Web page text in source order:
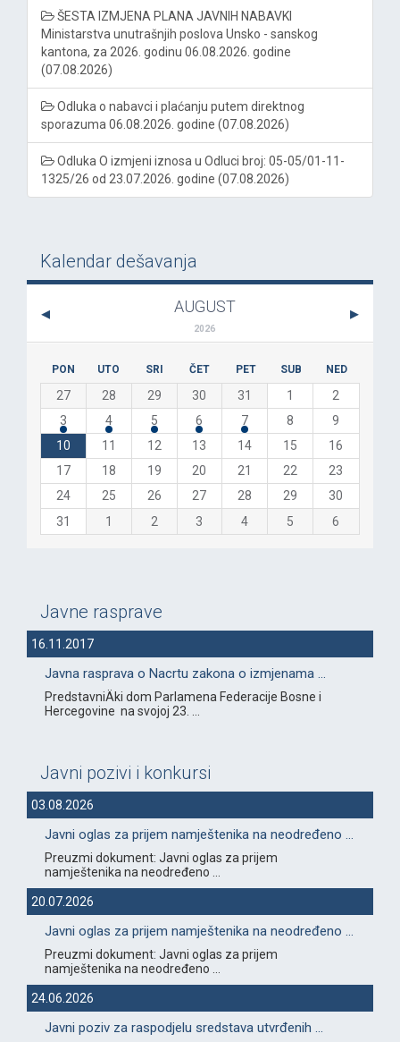
ŠESTA IZMJENA PLANA JAVNIH NABAVKI
Ministarstva unutrašnjih poslova Unsko - sanskog
kantona, za 2026. godinu 06.08.2026. godine
(07.08.2026)
Odluka o nabavci i plaćanju putem direktnog
sporazuma 06.08.2026. godine (07.08.2026)
Odluka O izmjeni iznosa u Odluci broj: 05-05/01-11-
1325/26 od 23.07.2026. godine (07.08.2026)
Kalendar dešavanja
AUGUST
2026
PON UTO SRI ČET PET SUB NED
27 28 29 30 31 1
2
3
4 5 6 7 8
9
10
11 12 13 14 15
16
17
18 19 20 21 22
23
24
25 26 27 28 29
30
31
1 2 3 4 5 6
Javne rasprave
16.11.2017
Javna rasprava o Nacrtu zakona o izmjenama ...
PredstavniÄki dom Parlamena Federacije Bosne i
Hercegovine na svojoj 23. ...
Javni pozivi i konkursi
03.08.2026
Javni oglas za prijem namještenika na neodređeno ...
Preuzmi dokument: Javni oglas za prijem
namještenika na neodređeno ...
20.07.2026
Javni oglas za prijem namještenika na neodređeno ...
Preuzmi dokument: Javni oglas za prijem
namještenika na neodređeno ...
24.06.2026
Javni poziv za raspodjelu sredstava utvrđenih ...